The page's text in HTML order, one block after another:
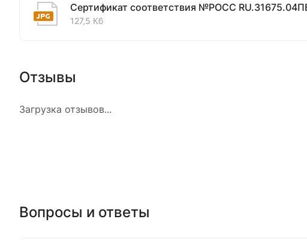
Сертификат соответствия №РОСС
127,5 Кб
Отзывы
Загрузка отзывов...
Вопросы и ответы